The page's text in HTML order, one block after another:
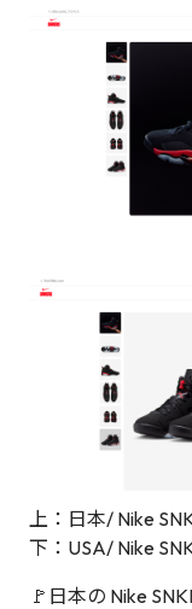
上：日本/ Nike
下：USA/ Nike
🚩日本の Nike